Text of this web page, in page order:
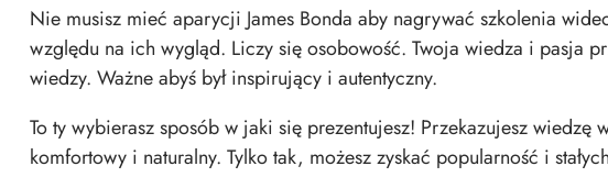
Nie musisz mieć aparycji James Bonda aby nagrywać szkolenia
względu na ich wygląd. Liczy się osobowość. Twoja wiedza i pasja
wiedzy. Ważne abyś był inspirujący i autentyczny.
To ty wybierasz sposób w jaki się prezentujesz! Przekazujesz wiedzę
komfortowy i naturalny. Tylko tak, możesz zyskać popularność i